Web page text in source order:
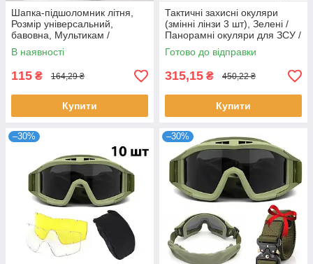
Шапка-підшоломник літня,
Розмір універсальний,
бавовна, Мультикам /
Підшоломник літній трикотаж
/ Шапка тактична
В наявності
115 ₴ 164,29 ₴
Купити
Тактичні захисні окуляри
(змінні лінзи 3 шт), Зелені /
Панорамні окуляри для ЗСУ /
Балістичні окуляри
Готово до відправки
315,15 ₴ 450,22 ₴
Купити
–30% –30%